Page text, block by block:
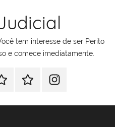
tem interesse de ser Perito
e comece imediatamente.
TelegramInstagram